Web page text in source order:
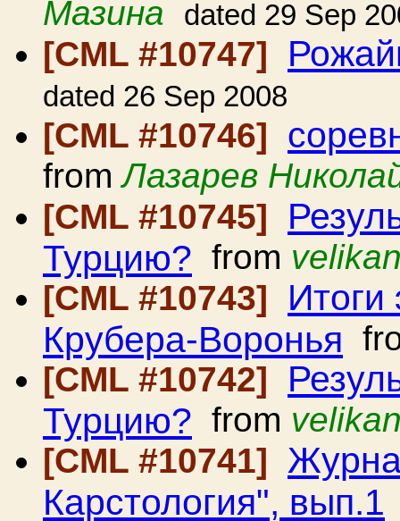
Мазина dated 29 Sep
[CML #10747]
dated 26 Sep 2008
[CML #10746]
fromЛазарев
[CML #10745]
Турцию? from
[CML #10743]
Крубера-Воронья
[CML #10742]
Турцию? from
[CML #10741]
Карстология", вып.1